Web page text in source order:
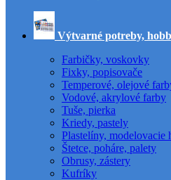
Výtvarné potreby,
Farbičky, voskovky
Fixky, popisovače
Temperové, olejové
Vodové, akrylové farby
Tuše, pierka
Kriedy, pastely
Plastelíny, modelovacie
Štetce, poháre, palety
Obrusy, zástery
Kufríky